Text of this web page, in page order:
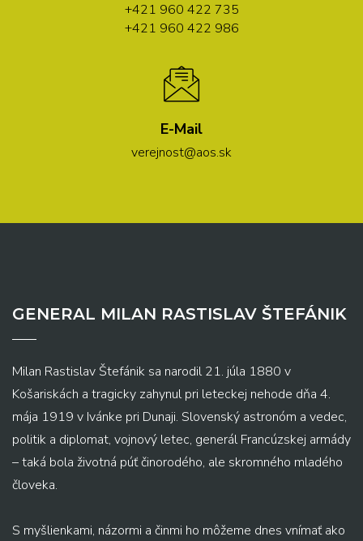
+421 960 422 735
+421 960 422 986
E-Mail
verejnost@aos.sk
GENERAL MILAN RASTISLAV ŠTEFÁNIK
Milan Rastislav Štefánik sa narodil 21. júla 1880 v
Košariskách a tragicky zahynul pri leteckej nehode dňa 4.
mája 1919 v Ivánke pri Dunaji. Slovenský astronóm a vedec,
politik a diplomat, vojnový letec, generál Francúzskej armády
– taká bola životná púť činorodého, ale skromného mladého
človeka.
S myšlienkami, názormi a činmi ho môžeme dnes vnímať ako